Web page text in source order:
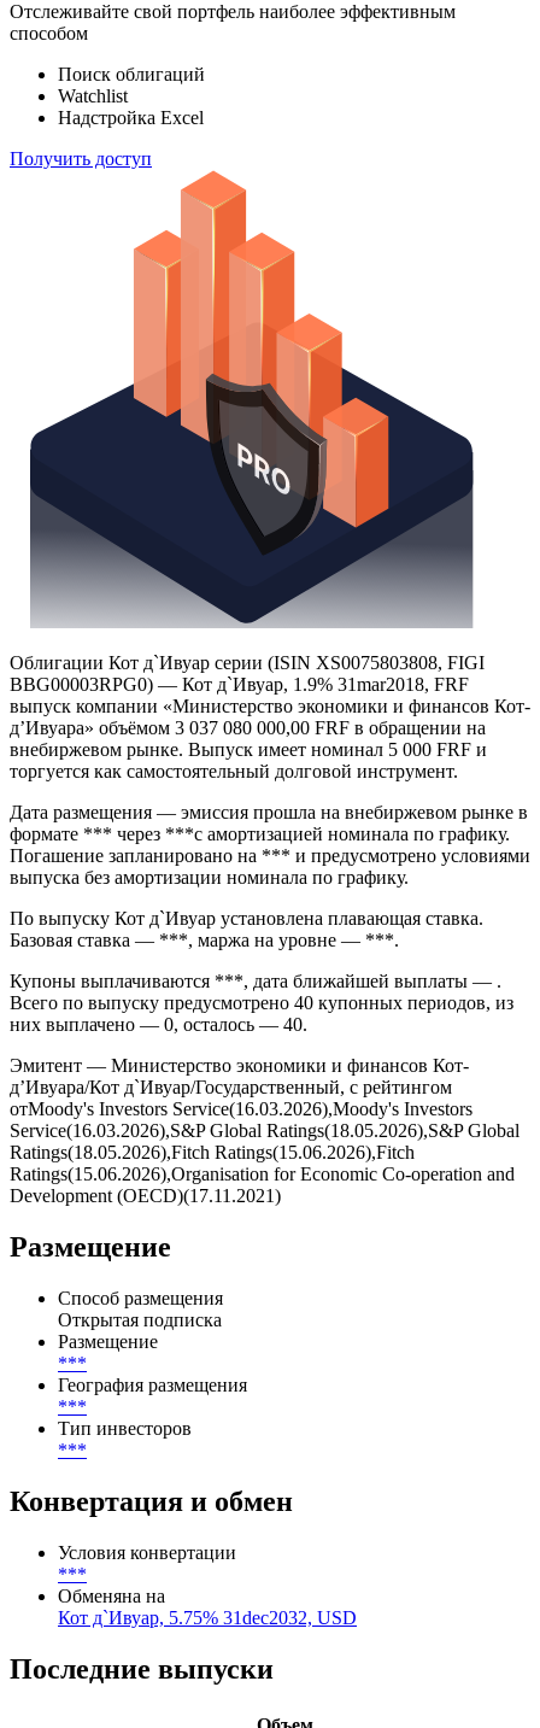
Отслеживайте свой портфель наиболее эффективным
способом
Поиск облигаций
Watchlist
Надстройка Excel
Получить доступ
Облигации Кот д`Ивуар серии (ISIN XS0075803808, FIGI
BBG00003RPG0) — Кот д`Ивуар, 1.9% 31mar2018, FRF
выпуск компании «Министерство экономики и финансов Кот-
д’Ивуара» объёмом 3 037 080 000,00 FRF в обращении на
внебиржевом рынке. Выпуск имеет номинал 5 000 FRF и
торгуется как самостоятельный долговой инструмент.
Дата размещения — эмиссия прошла на внебиржевом рынке в
формате *** через ***с амортизацией номинала по графику.
Погашение запланировано на *** и предусмотрено условиями
выпуска без амортизации номинала по графику.
По выпуску Кот д`Ивуар установлена плавающая ставка.
Базовая ставка — ***, маржа на уровне — ***.
Купоны выплачиваются ***, дата ближайшей выплаты — .
Всего по выпуску предусмотрено 40 купонных периодов, из
них выплачено — 0, осталось — 40.
Эмитент — Министерство экономики и финансов Кот-
д’Ивуара/Кот д`Ивуар/Государственный, с рейтингом
отMoody's Investors Service(16.03.2026),Moody's Investors
Service(16.03.2026),S&P Global Ratings(18.05.2026),S&P Global
Ratings(18.05.2026),Fitch Ratings(15.06.2026),Fitch
Ratings(15.06.2026),Organisation for Economic Co-operation and
Development (OECD)(17.11.2021)
Размещение
Способ размещения
Открытая подписка
Размещение
***
География размещения
***
Тип инвесторов
***
Конвертация и обмен
Условия конвертации
***
Обменяна на
Кот д`Ивуар, 5.75% 31dec2032, USD
Последние выпуски